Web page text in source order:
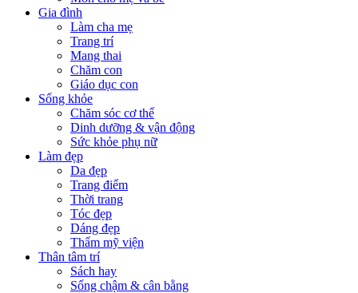
Gia đình
Làm cha mẹ
Trang trí
Mang thai
Chăm con
Giáo dục con
Sống khỏe
Chăm sóc cơ thể
Dinh dưỡng & vận động
Sức khỏe phụ nữ
Làm đẹp
Da đẹp
Trang điểm
Thời trang
Tóc đẹp
Dáng đẹp
Thẩm mỹ viện
Thân tâm trí
Sách hay
Sống chậm & cân bằng